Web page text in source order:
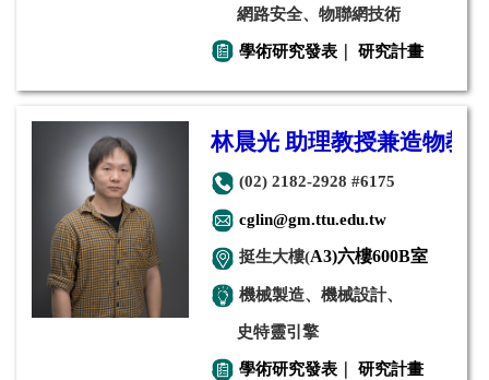
網路安全、物聯網技術
學術研究發表 ｜ 研究計畫
林晨光 助理教授兼造物教
(02) 2182-2928 #6175
cglin@gm.ttu.edu.tw
挺生大樓(A3)六樓600B室
機械製造、機械設計、
史特靈引擎
學術研究發表 ｜ 研究計畫